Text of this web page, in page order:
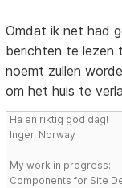
Omdat ik net had
berichten te lezen
noemt zullen
om het huis te
Ha en riktig god dag!
Inger, Norway
My work in progress:
Components for Site